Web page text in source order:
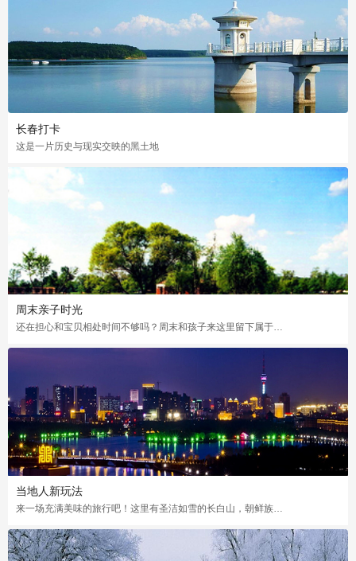
长春打卡
这是一片历史与现实交映的黑土地
周末亲子时光
还在担心和宝贝相处时间不够吗？周末和孩子来这里留下属于你们的美好回忆吧
当地人新玩法